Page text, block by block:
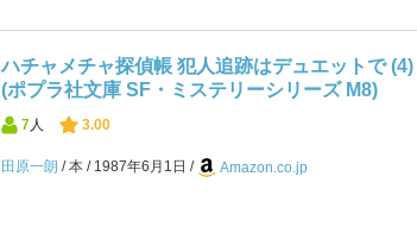
ハチャメチャ探偵帳 犯人追跡はデュエットで (4)
(ポプラ社文庫 SF・ミステリーシリーズ M8)
7人 3.00
田原一朗 本 1987年6月1日 Amazon.co.jp